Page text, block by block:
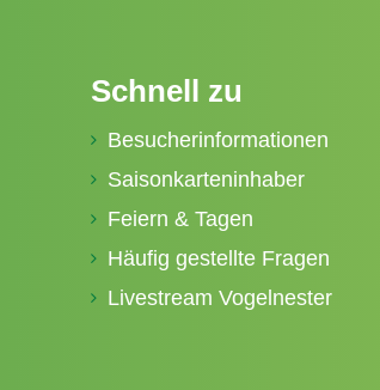
Schnell zu
Besucherinformationen
Saisonkarteninhaber
Feiern & Tagen
Häufig gestellte Fragen
Livestream Vogelnester